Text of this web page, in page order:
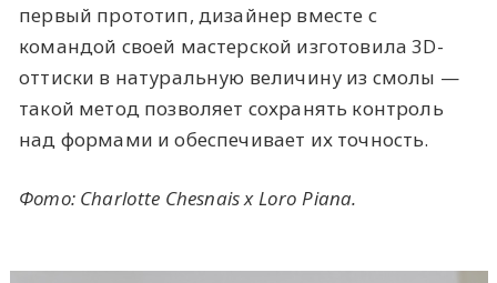
первый прототип, дизайнер вместе с
командой своей мастерской изготовила 3D-
оттиски в натуральную величину из смолы —
такой метод позволяет сохранять контроль
над формами и обеспечивает их точность.
Фото: Charlotte Chesnais x Loro Pianа.